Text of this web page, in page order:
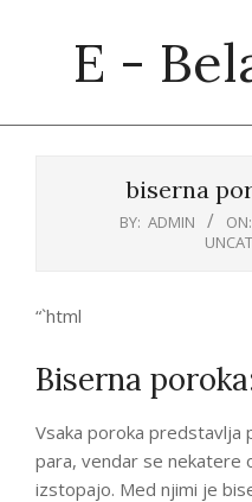
E -
biserna
BY: ADMIN ON:
“`html
Biserna
Vsaka poroka predstavlja
para, vendar se nekatere
izstopajo. Med njimi je